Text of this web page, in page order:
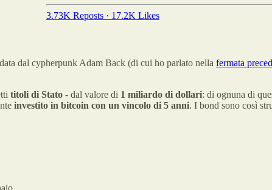
3.73K Reposts · 17.2K Likes
dal cypherpunk Adam Back (di cui ho parlato nella fermata
titoli di Stato - dal valore di 1 miliardo di dollari: di ognuna di
investito in bitcoin con un vincolo di 5 anni. I bond sono così